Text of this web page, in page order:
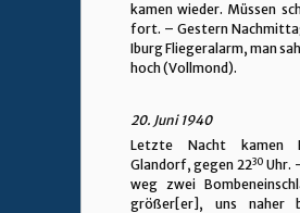
kamen wieder. Müssen
fort. – Gestern
Iburg Fliegeralarm, man
hoch (Vollmond).
20. Juni 1940
Letzte Nacht kamen
Glandorf, gegen 2230 Uhr.
weg zwei
größer[er], uns naher